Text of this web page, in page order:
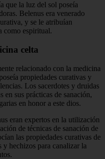
que la luz del sol poseía
Belenus era venerado
y se le atribuían
como espiritual.
celta
relacionado con la medicina
propiedades curativas y
Los sacerdotes y druidas
en sus prácticas de sanación,
en honor a este dios.
eran expertos en la utilización
de técnicas de sanación de
las propiedades curativas de
hechizos para canalizar la